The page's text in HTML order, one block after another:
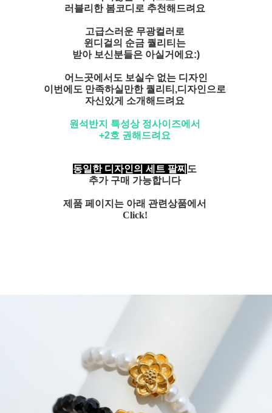
러블리한 봄코디로 추천해드려요
고급스러운 무광컬러로
윈디걸의 순금 퀄리티는
받아 보신분들은 아실거에요:)
어느곳에서도 보실수 없는 디자인
이번에도 만족하실만한 퀄리티,디자인으로
자신있게 소개해드려요
원석반지 특성상 정사이즈에서
+2호 권해드려요
동일한 디자인의 세트 팔찌 도
추가 구매 가능합니다
제품 페이지는 아래 관련상품에서
Click!